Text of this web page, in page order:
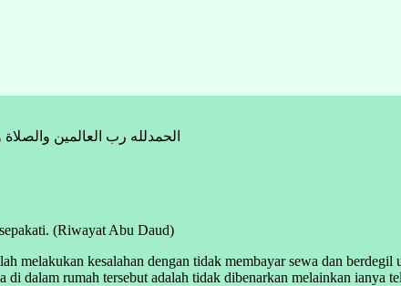
الحمدلله رب العالمين
(Riwayat Abu Daud)
melakukan kesalahan dengan tidak membayar sewa dan
dalam rumah tersebut adalah tidak dibenarkan melainkan ianya